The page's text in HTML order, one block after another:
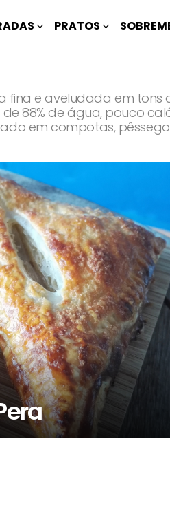
PRATOS
fina e aveludada em
88% de água, pouco
em compotas,